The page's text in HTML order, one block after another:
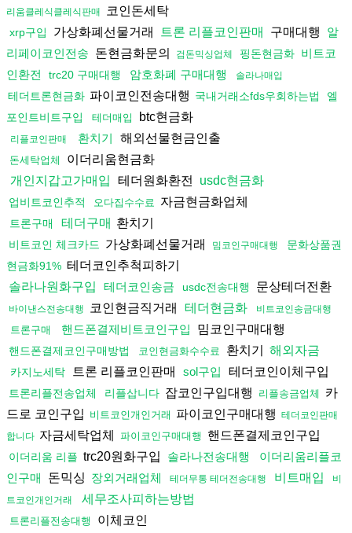
리움클레식클레식판매
코인돈세탁
xrp구입 가상화폐선물거래 트론 리플코인판매 구매대행
알
리페이코인전송 돈현금화문의 검돈믹싱업체 핑돈현금화 비트코
인환전
trc20 구매대행 암호화폐 구매대행 솔라나매입
테더트론현금화 파이코인전송대행 국내거래소fds우회하는법
엘
포인트비트구입
테더매입 btc현금화
리플코인판매 환치기 해외선물현금인출
돈세탁업체 이더리움현금화
개인지갑고가매입 테더원화환전 usdc현금화
업비트코인추적 오다집수수료 자금현금화업체
트론구매 테더구매 환치기
비트코인 체크카드 가상화폐선물거래 밈코인구매대행
문화상품권
현금화91% 테더코인추척피하기
솔라나원화구입 테더코인송금 usdc전송대행 문상테더전환
바이낸스전송대행 코인현금직거래 테더현금화 비트코인송금대행
트론구매 핸드폰결제비트코인구입 밈코인구매대행
핸드폰결제코인구매방법 코인현금화수수료 환치기 해외자금
카지노세탁 트론 리플코인판매 sol구입 테더코인이체구입
트론리플전송업체 리플삽니다 잡코인구입대행 리플송금업체
카
드로 코인구입 비트코인개인거래 파이코인구매대행 테더코인판매
합니다 자금세탁업체 파이코인구매대행 핸드폰결제코인구입
이더리움 리플 trc20원화구입 솔라나전송대행
이더리움리플코
인구매
돈믹싱 장외거래업체 테더무통 테더전송대행 비트매입
비
트코인개인거래
세무조사피하는방법
트론리플전송대행 이체코인